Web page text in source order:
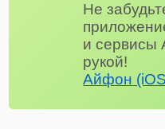
Не
и сервисы
рукой!
Айфон